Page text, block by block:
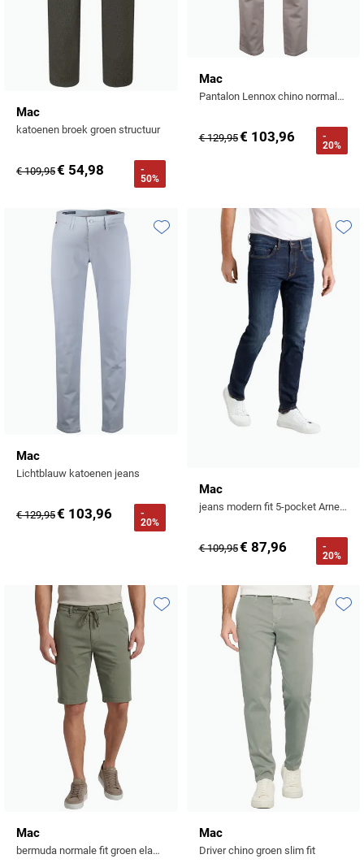
Mac
katoenen broek groen structuur
€ 109,95€ 54,98
-
50%
Mac
Pantalon Lennox chino normale fit beige
€ 129,95€ 103,96
-
20%
Mac
Lichtblauw katoenen jeans
€ 129,95€ 103,96
-
20%
Toevoegen aan favorieten
Mac
jeans modern fit 5-pocket Arne Pipe donkerblauw
€ 109,95€ 87,96
-
20%
Mac
bermuda normale fit groen elastisch
Toevoegen aan favorieten
Mac
Driver chino groen slim fit